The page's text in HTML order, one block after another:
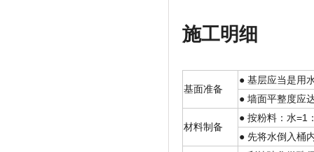
施工明细
基面准备
● 基层应当是用
● 墙面平整度应
材料制备
● 按粉料：水=1
● 先将水倒入桶